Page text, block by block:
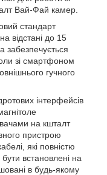
Вай-Фай камер.
стандарт
відстані до 15
забезпечується
зі смартфоном
гучного
інтерфейсів
на кшталт
пристрою
які повністю
встановлені на
в будь-якому